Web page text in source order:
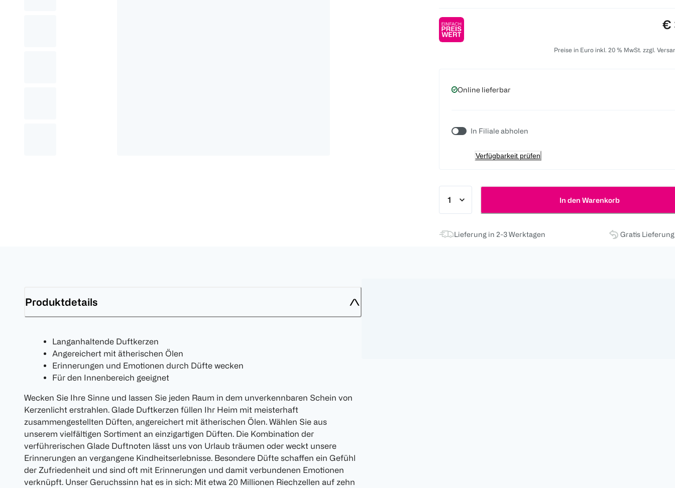
€
Preise in Euro inkl. 20 % MwSt. zzgl.
Online lieferbar
In Filiale abholen
Verfügbarkeit prüfen
In den Warenkorb
Lieferung in 2-3 Werktagen Gratis
Produktdetails
Langanhaltende Duftkerzen
Angereichert mit ätherischen Ölen
Erinnerungen und Emotionen durch Düfte wecken
Für den Innenbereich geeignet
Wecken Sie Ihre Sinne und lassen Sie jeden Raum in dem unverkennbaren Schein von
Kerzenlicht erstrahlen. Glade Duftkerzen füllen Ihr Heim mit meisterhaft
zusammengestellten Düften, angereichert mit ätherischen Ölen. Wählen Sie aus
unserem vielfältigen Sortiment an einzigartigen Düften. Die Kombination der
verführerischen Glade Duftnoten lässt uns von Urlaub träumen oder weckt unsere
Erinnerungen an vergangene Kindheitserlebnisse. Besondere Düfte schaffen ein Gefühl
der Zufriedenheit und sind oft mit Erinnerungen und damit verbundenen Emotionen
verknüpft. Unser Geruchssinn hat es in sich: Mit etwa 20 Millionen Riechzellen auf zehn